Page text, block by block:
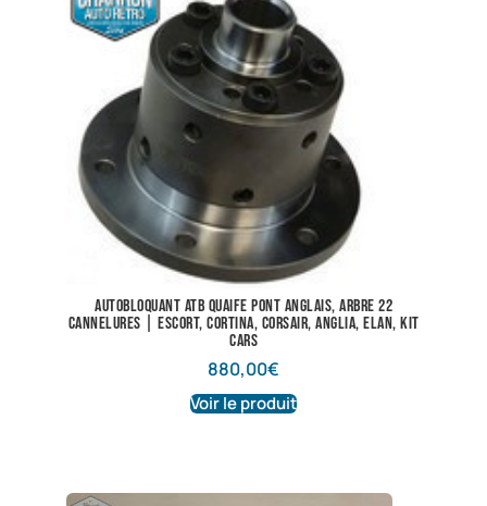
Autobloquant ATB Quaife pont anglais, arbre 22
cannelures | Escort, Cortina, Corsair, Anglia, Elan, kit
cars
880,00€
Voir le produit